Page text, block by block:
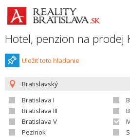
Hotel, penzion na prodej
Uložiť toto hladanie
Bratislavský
Bratislava I
Bratislava III
Bratislava V
Pezinok